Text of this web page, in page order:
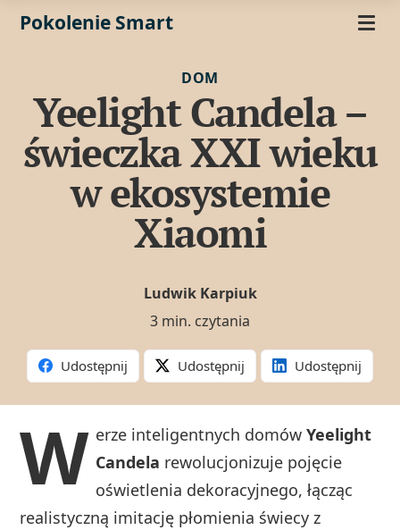
Pokolenie Smart
DOM
Yeelight Candela –
świeczka XXI wieku
w ekosystemie
Xiaomi
Ludwik Karpiuk
3 min. czytania
Udostępnij Udostępnij Udostępnij
W erze inteligentnych domówYeelight
Candela rewolucjonizuje pojęcie
oświetlenia dekoracyjnego, łącząc
realistyczną imitację płomienia świecy z